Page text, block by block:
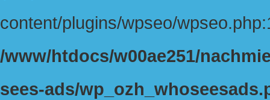
content/plugins/wpseo/
/www/htdocs/w00ae251/
sees-ads/